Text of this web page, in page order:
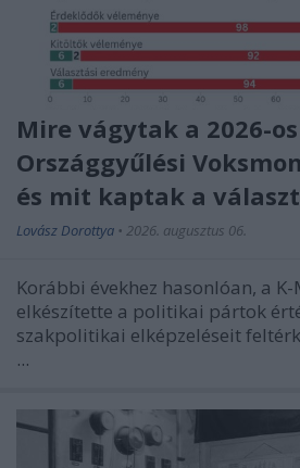
Mire vágytak a 2026-os
Országgyűlési
és mit kaptak a
Lovász Dorottya • 2026. augusztus 06.
Korábbi évekhez hasonlóan, a
elkészítette a politikai pártok
szakpolitikai elképzeléseit
...